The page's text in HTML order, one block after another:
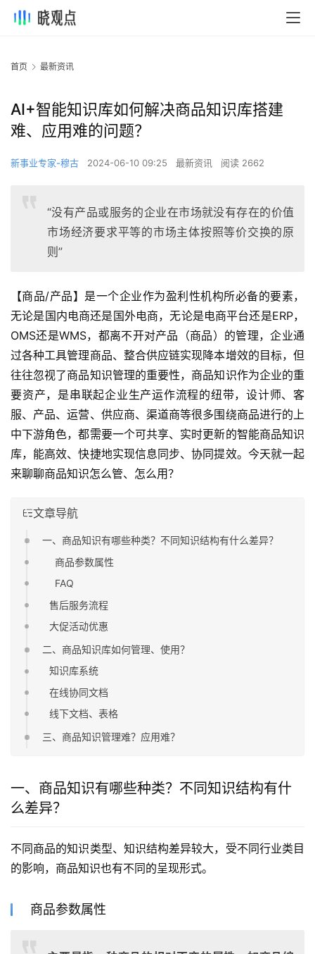
首页 最新资讯
AI+智能知识库如何解决商品知识库搭建
难、应用难的问题？
新事业专家-穆古 2024-06-10 09:25 最新资讯 阅读 2662
“没有产品或服务的企业在市场就没有存在的价值
市场经济要求平等的市场主体按照等价交换的原
则”
【商品/产品】是一个企业作为盈利性机构所必备的要素，
无论是国内电商还是国外电商，无论是电商平台还是ERP，
OMS还是WMS，都离不开对产品（商品）的管理，企业通
过各种工具管理商品、整合供应链实现降本增效的目标，但
往往忽视了商品知识管理的重要性，商品知识作为企业的重
要资产，是串联起企业生产运作流程的纽带，设计师、客
服、产品、运营、供应商、渠道商等很多围绕商品进行的上
中下游角色，都需要一个可共享、实时更新的智能商品知识
库，能高效、快捷地实现信息同步、协同提效。今天就一起
来聊聊商品知识怎么管、怎么用？
文章导航
一、商品知识有哪些种类？不同知识结构有什么差异？
商品参数属性
FAQ
售后服务流程
大促活动优惠
二、商品知识库如何管理、使用？
知识库系统
在线协同文档
线下文档、表格
三、商品知识管理难？应用难？
一、商品知识有哪些种类？不同知识结构有什
么差异？
不同商品的知识类型、知识结构差异较大，受不同行业类目
的影响，商品知识也有不同的呈现形式。
商品参数属性